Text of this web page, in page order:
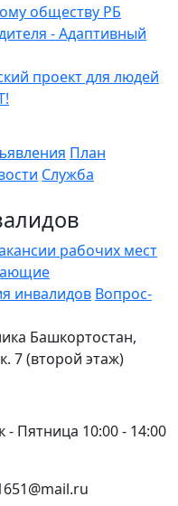
План
Служба
рабочих мест
инвалидов Вопрос-
Башкортостан,
7 (второй этаж)
- Пятница 10:00 - 14:00